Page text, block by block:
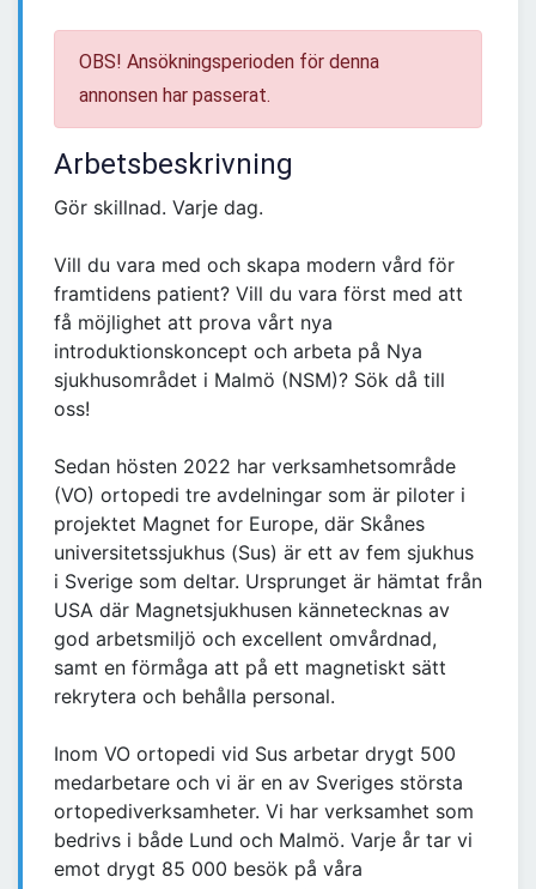
OBS! Ansökningsperioden för denna
annonsen har passerat.
Arbetsbeskrivning
Gör skillnad. Varje dag.
Vill du vara med och skapa modern vård för
framtidens patient? Vill du vara först med att
få möjlighet att prova vårt nya
introduktionskoncept och arbeta på Nya
sjukhusområdet i Malmö (NSM)? Sök då till
oss!
Sedan hösten 2022 har verksamhetsområde
(VO) ortopedi tre avdelningar som är piloter i
projektet Magnet for Europe, där Skånes
universitetssjukhus (Sus) är ett av fem sjukhus
i Sverige som deltar. Ursprunget är hämtat från
USA där Magnetsjukhusen kännetecknas av
god arbetsmiljö och excellent omvårdnad,
samt en förmåga att på ett magnetiskt sätt
rekrytera och behålla personal.
Inom VO ortopedi vid Sus arbetar drygt 500
medarbetare och vi är en av Sveriges största
ortopediverksamheter. Vi har verksamhet som
bedrivs i både Lund och Malmö. Varje år tar vi
emot drygt 85 000 besök på våra